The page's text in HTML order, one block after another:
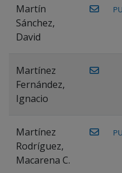
Martín
Sánchez,
David
Martínez
Fernández,
Ignacio
Martínez
Rodríguez,
Macarena C.